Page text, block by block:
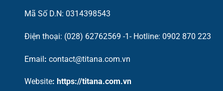
Mã Số D.N: 0314398543
Điện thoại: (028) 62762569 -1- Hotline: 0902 870 223
Email: contact@titana.com.vn
Website: https://titana.com.vn